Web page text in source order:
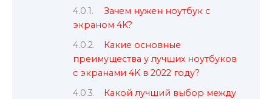
Зачем нужен ноутбук с
экраном 4K?
Какие основные
преимущества у лучших ноутбуков
с экранами 4K в 2022 году?
Какой лучший выбор между